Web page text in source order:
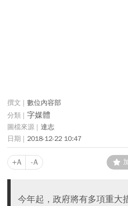
數位內容部
字媒體
達志
2018-12-22 10:47
+A -A
今年起，政府將有多項重大